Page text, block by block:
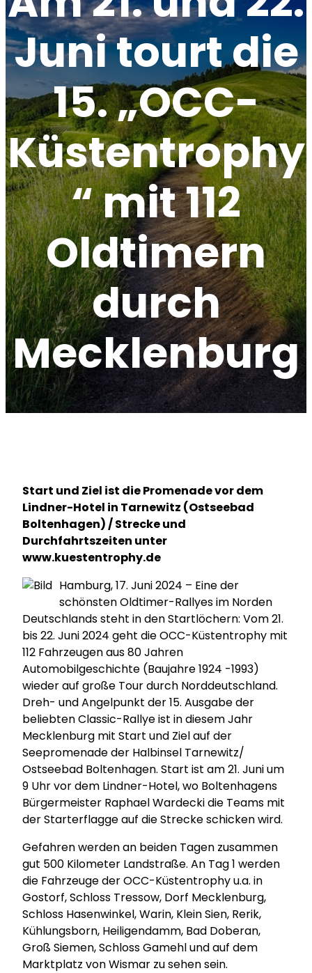
Juni tourt die
15. „OCC-
Küstentrophy
“ mit 112
Oldtimern
durch
Mecklenburg
Start und Ziel ist die Promenade vor dem
Lindner-Hotel in Tarnewitz (Ostseebad
Boltenhagen) / Strecke und
Durchfahrtszeiten unter
www.kuestentrophy.de
Hamburg, 17. Juni 2024 – Eine der
schönsten Oldtimer-Rallyes im Norden
Deutschlands steht in den Startlöchern: Vom 21.
bis 22. Juni 2024 geht die OCC-Küstentrophy mit
112 Fahrzeugen aus 80 Jahren
Automobilgeschichte (Baujahre 1924 -1993)
wieder auf große Tour durch Norddeutschland.
Dreh- und Angelpunkt der 15. Ausgabe der
beliebten Classic-Rallye ist in diesem Jahr
Mecklenburg mit Start und Ziel auf der
Seepromenade der Halbinsel Tarnewitz/
Ostseebad Boltenhagen. Start ist am 21. Juni um
9 Uhr vor dem Lindner-Hotel, wo Boltenhagens
Bürgermeister Raphael Wardecki die Teams mit
der Starterflagge auf die Strecke schicken wird.
Gefahren werden an beiden Tagen zusammen
gut 500 Kilometer Landstraße. An Tag 1 werden
die Fahrzeuge der OCC-Küstentrophy u.a. in
Gostorf, Schloss Tressow, Dorf Mecklenburg,
Schloss Hasenwinkel, Warin, Klein Sien, Rerik,
Kühlungsborn, Heiligendamm, Bad Doberan,
Groß Siemen, Schloss Gamehl und auf dem
Marktplatz von Wismar zu sehen sein.